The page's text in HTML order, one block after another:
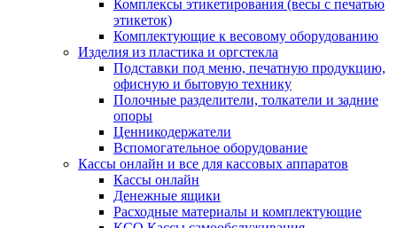
Комплексы этикетирования (весы с печатью
этикеток)
Комплектующие к весовому оборудованию
Изделия из пластика и оргстекла
Подставки под меню, печатную продукцию,
офисную и бытовую технику
Полочные разделители, толкатели и задние
опоры
Ценникодержатели
Вспомогательное оборудование
Кассы онлайн и все для кассовых аппаратов
Кассы онлайн
Денежные ящики
Расходные материалы и комплектующие